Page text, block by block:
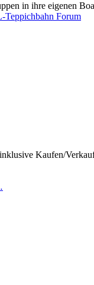
in ihre eigenen
Teppichbahn Forum
Kaufen/